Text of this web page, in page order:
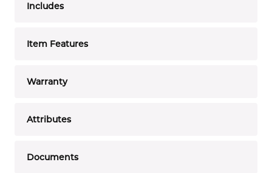
Includes
Item Features
Warranty
Attributes
Documents